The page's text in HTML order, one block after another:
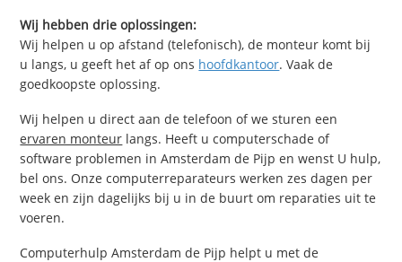
Wij hebben drie oplossingen:
Wij helpen u op afstand (telefonisch), de monteur komt bij
u langs, u geeft het af op ons hoofdkantoor. Vaak de
goedkoopste oplossing.
Wij helpen u direct aan de telefoon of we sturen een
ervaren monteur langs. Heeft u computerschade of
software problemen in Amsterdam de Pijp en wenst U hulp,
bel ons. Onze computerreparateurs werken zes dagen per
week en zijn dagelijks bij u in de buurt om reparaties uit te
voeren.
Computerhulp Amsterdam de Pijp helpt u met de